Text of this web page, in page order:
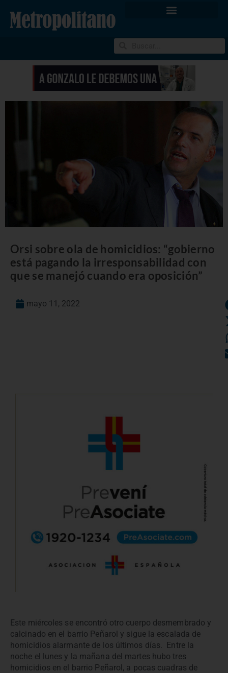
Orsi sobre ola de homicidios: “gobierno
está pagando la irresponsabilidad con
que se manejó cuando era oposición”
mayo 11, 2022
Este miércoles se encontró otro cuerpo desmembrado y
calcinado en el barrio Peñarol y sigue la escalada de
homicidios alarmante de los últimos días. Entre la
noche el lunes y la mañana del martes hubo tres
homicidios en el barrio Peñarol, a pocas cuadras de